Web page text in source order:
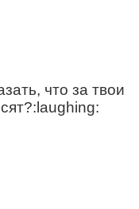
что за твои